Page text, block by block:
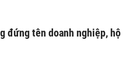
đứng tên doanh nghiệp, hộ